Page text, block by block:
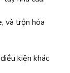
và trộn hóa
kiện khác